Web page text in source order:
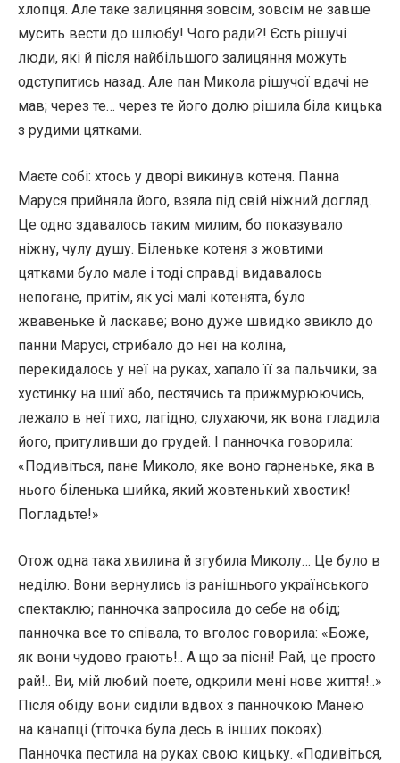
хлопця. Але таке залицяння зовсім, зовсім не завше
мусить вести до шлюбу! Чого ради?! Єсть рішучі
люди, які й після найбільшого залицяння можуть
одступитись назад. Але пан Микола рішучої вдачі не
мав; через те… через те його долю рішила біла кицька
з рудими цятками.
Маєте собі: хтось у дворі викинув котеня. Панна
Маруся прийняла його, взяла під свій ніжний догляд.
Це одно здавалось таким милим, бо показувало
ніжну, чулу душу. Біленьке котеня з жовтими
цятками було мале і тоді справді видавалось
непогане, притім, як усі малі котенята, було
жвавеньке й ласкаве; воно дуже швидко звикло до
панни Марусі, стрибало до неї на коліна,
перекидалось у неї на руках, хапало її за пальчики, за
хустинку на шиї або, пестячись та прижмурюючись,
лежало в неї тихо, лагідно, слухаючи, як вона гладила
його, притуливши до грудей. І панночка говорила:
«Подивіться, пане Миколо, яке воно гарненьке, яка в
нього біленька шийка, який жовтенький хвостик!
Погладьте!»
Отож одна така хвилина й згубила Миколу… Це було в
неділю. Вони вернулись із ранішнього українського
спектаклю; панночка запросила до себе на обід;
панночка все то співала, то вголос говорила: «Боже,
як вони чудово грають!.. А що за пісні! Рай, це просто
рай!.. Ви, мій любий поете, одкрили мені нове життя!..»
Після обіду вони сиділи вдвох з панночкою Манею
на канапці (тіточка була десь в інших покоях).
Панночка пестила на руках свою кицьку. «Подивіться,